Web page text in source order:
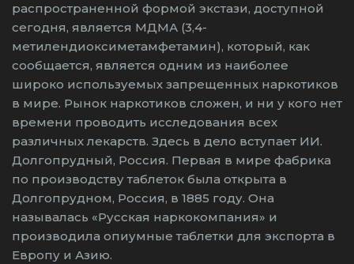
распространенной формой экстази, доступной
сегодня, является МДМА (3,4-
метилендиоксиметамфетамин), который, как
сообщается, является одним из наиболее
широко используемых запрещенных наркотиков
в мире. Рынок наркотиков сложен, и ни у кого нет
времени проводить исследования всех
различных лекарств. Здесь в дело вступает ИИ.
Долгопрудный, Россия. Первая в мире фабрика
по производству таблеток была открыта в
Долгопрудном, Россия, в 1885 году. Она
называлась «Русская наркокомпания» и
производила опиумные таблетки для экспорта в
Европу и Азию.